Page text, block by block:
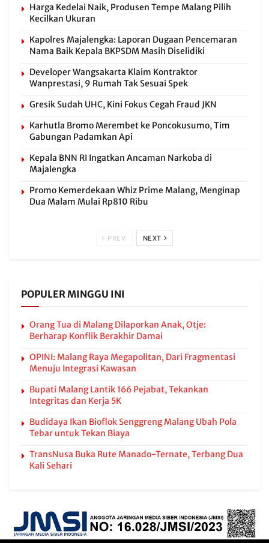
Harga Kedelai Naik, Produsen Tempe Malang Pilih
Kecilkan Ukuran
Kapolres Majalengka: Laporan Dugaan Pencemaran
Nama Baik Kepala BKPSDM Masih Diselidiki
Developer Wangsakarta Klaim Kontraktor
Wanprestasi, 9 Rumah Tak Sesuai Spek
Gresik Sudah UHC, Kini Fokus Cegah Fraud JKN
Karhutla Bromo Merembet ke Poncokusumo, Tim
Gabungan Padamkan Api
Kepala BNN RI Ingatkan Ancaman Narkoba di
Majalengka
Promo Kemerdekaan Whiz Prime Malang, Menginap
Dua Malam Mulai Rp810 Ribu
PREV NEXT
POPULER MINGGU INI
Orang Tua di Malang Dilaporkan Anak, Otje:
Berharap Konflik Berakhir Damai
OPINI: Malang Raya Megapolitan, Dari Fragmentasi
Menuju Integrasi Kawasan
Bupati Malang Lantik 166 Pejabat, Tekankan
Integritas dan Kerja 5K
Budidaya Ikan Bioflok Senggreng Malang Ubah Pola
Tebar untuk Tekan Biaya
TransNusa Buka Rute Manado-Ternate, Terbang Dua
Kali Sehari